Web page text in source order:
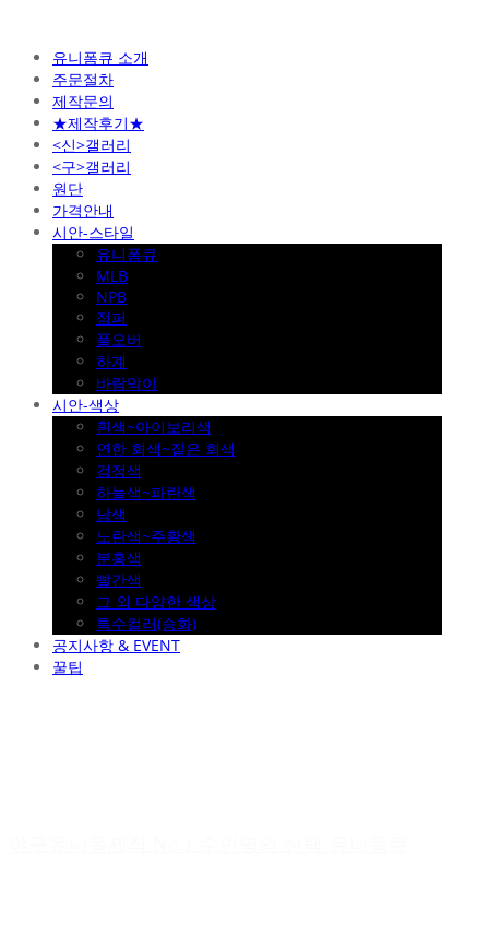
유니폼큐 소개
주문절차
제작문의
★제작후기★
<신>갤러리
<구>갤러리
원단
가격안내
시안-스타일
유니폼큐
MLB
NPB
점퍼
풀오버
하계
바람막이
시안-색상
흰색~아이보리색
연한 회색~짙은 회색
검정색
하늘색~파란색
남색
노란색~주황색
분홍색
빨간색
그 외 다양한 색상
특수컬러(승화)
공지사항 & EVENT
꿀팁